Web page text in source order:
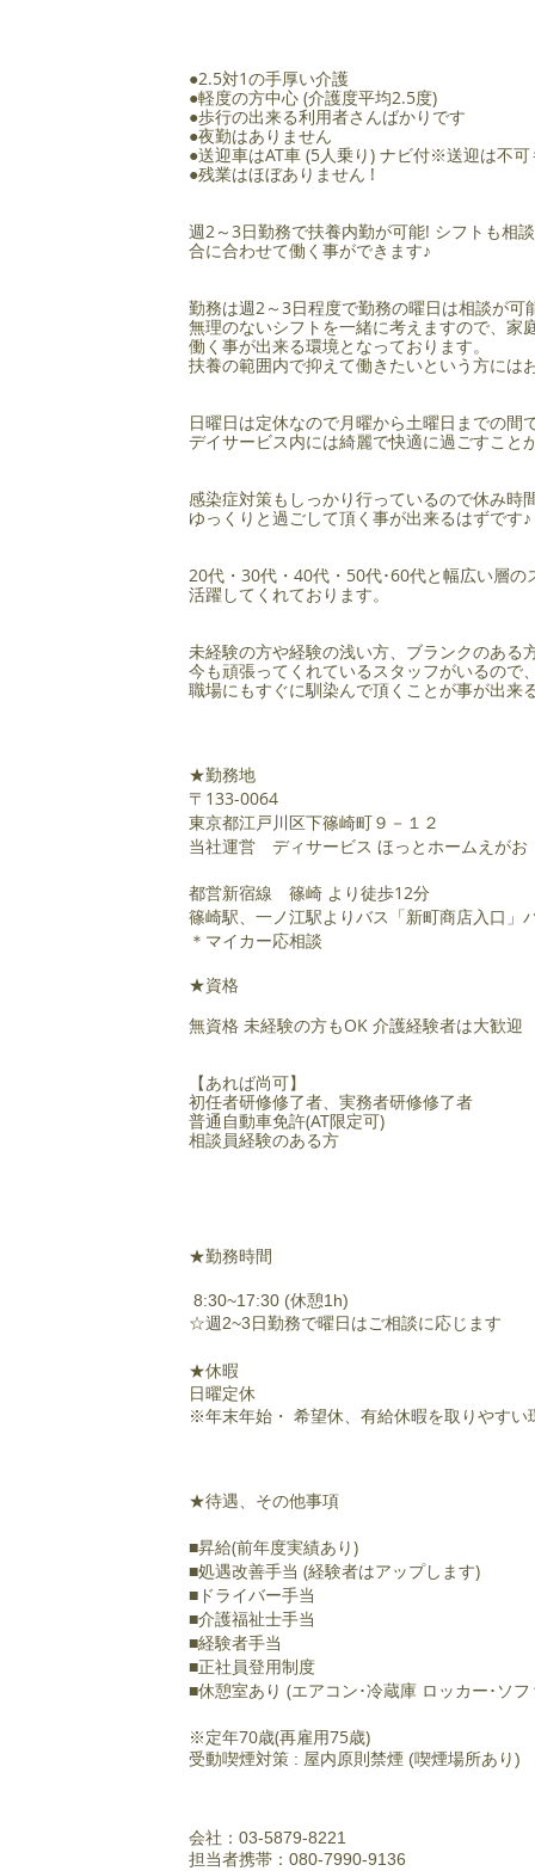
●2.5対1の手厚い介護
●軽度の方中心 (介護度平均2.5度)
●歩行の出来る利用者さんばかりです
●夜勤はありません
●送迎車はAT車 (5人乗り) ナビ付※送迎は不可
●残業はほぼありません !
週2～3日勤務で扶養内勤が可能! シフトも相
合に合わせて働く事ができます♪
勤務は週2～3日程度で勤務の曜日は相談が可
無理のないシフトを一緒に考えますので、家
働く事が出来る環境となっております。
扶養の範囲内で抑えて働きたいという方には
日曜日は定休なので月曜から土曜日までの間
デイサービス内には綺麗で快適に過ごすこと
感染症対策もしっかり行っているので休み時
ゆっくりと過ごして頂く事が出来るはずです♪
20代・30代・40代・50代･60代と幅広い層の
活躍してくれております。
未経験の方や経験の浅い方、ブランクのある
今も頑張ってくれているスタッフがいるので
職場にもすぐに馴染んで頂くことが事が出来
★勤務地
〒133-0064
東京都江戸川区下篠崎町９－１２
当社運営 ディサービス ほっとホームえがお
都営新宿線 篠崎 より徒歩12分
篠崎駅、一ノ江駅よりバス「新町商店入口」
＊マイカー応相談
★資格
無資格 未経験の方もOK 介護経験者は大歓迎
【あれば尚可】
初任者研修修了者、実務者研修修了者
普通自動車免許(AT限定可)
相談員経験のある方
★勤務時間
8:30~17:30 (休憩1h)
☆週2~3日勤務で曜日はご相談に応じます
★休暇
日曜定休
※年末年始・ 希望休、有給休暇を取りやすい
★待遇、その他事項
■昇給(前年度実績あり)
■処遇改善手当 (経験者はアップします)
■ドライバー手当
■介護福祉士手当
■経験者手当
■正社員登用制度
■休憩室あり (エアコン･冷蔵庫 ロッカー･ソフ
※定年70歳(再雇用75歳)
受動喫煙対策 : 屋内原則禁煙 (喫煙場所あり)
会社：03-5879-8221
担当者携帯：080-7990-9136